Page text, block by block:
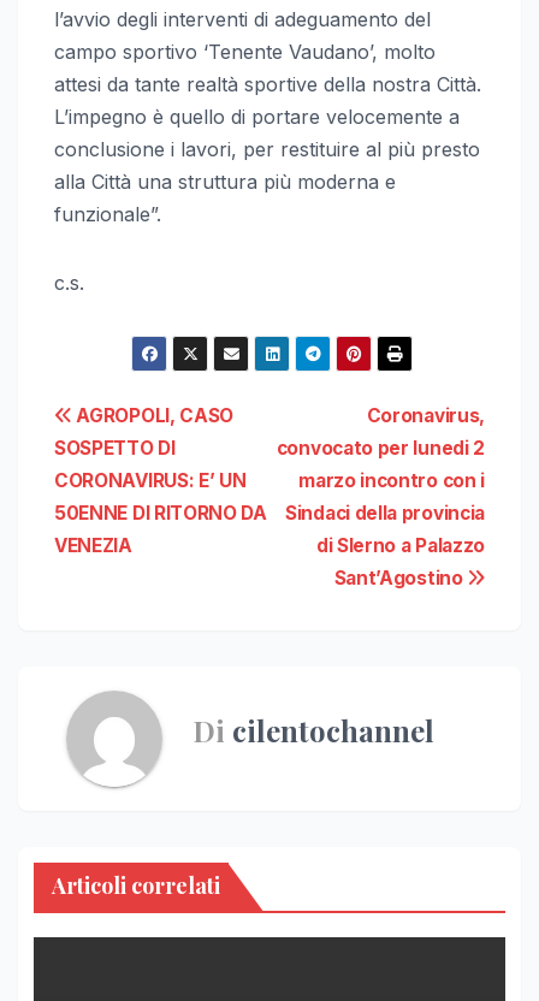
l’avvio degli interventi di adeguamento del
campo sportivo ‘Tenente Vaudano’, molto
attesi da tante realtà sportive della nostra Città.
L’impegno è quello di portare velocemente a
conclusione i lavori, per restituire al più presto
alla Città una struttura più moderna e
funzionale”.
c.s.
Navigazione
articoli
Coronavirus,
convocato per lunedi 2
marzo incontro con i
Sindaci della provincia
di Slerno a Palazzo
Sant’Agostino
AGROPOLI, CASO
SOSPETTO DI
CORONAVIRUS: E’ UN
50ENNE DI RITORNO DA
VENEZIA
Di cilentochannel
Articoli correlati